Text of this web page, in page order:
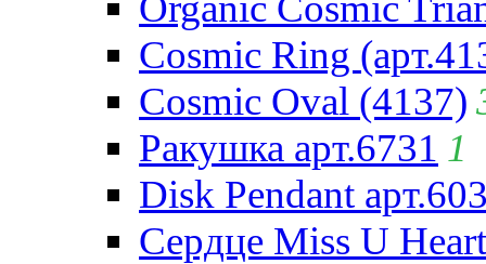
Cosmic Ring
Cosmic Oval (4137)
Ракушка арт.6731 1
Disk Pendant
Сердце Miss U